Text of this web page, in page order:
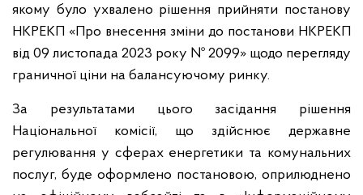
якому було ухвалено рішення прийняти постанову
НКРЕКП «Про внесення зміни до постанови НКРЕКП
від 09 листопада 2023 року № 2099» щодо перегляду
граничної ціни на балансуючому ринку.
За результатами цього засідання рішення
Національної комісії, що здійснює державне
регулювання у сферах енергетики та комунальних
послуг, буде оформлено постановою, оприлюднено